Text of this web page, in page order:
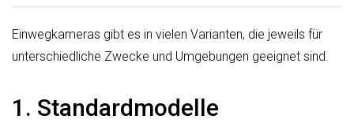
Einwegkameras gibt es in vielen Varianten, die jeweils für
unterschiedliche Zwecke und Umgebungen geeignet sind.
1. Standardmodelle